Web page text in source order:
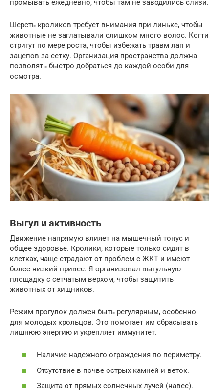
промывать ежедневно, чтобы там не заводились слизи.
Шерсть кроликов требует внимания при линьке, чтобы
животные не заглатывали слишком много волос. Когти
стригут по мере роста, чтобы избежать травм лап и
зацепов за сетку. Организация пространства должна
позволять быстро добраться до каждой особи для
осмотра.
Выгул и активность
Движение напрямую влияет на мышечный тонус и
общее здоровье. Кролики, которые только сидят в
клетках, чаще страдают от проблем с ЖКТ и имеют
более низкий привес. Я организовал выгульную
площадку с сетчатым верхом, чтобы защитить
животных от хищников.
Режим прогулок должен быть регулярным, особенно
для молодых крольцов. Это помогает им сбрасывать
лишнюю энергию и укрепляет иммунитет.
Наличие надежного ограждения по периметру.
Отсутствие в почве острых камней и веток.
Защита от прямых солнечных лучей (навес).